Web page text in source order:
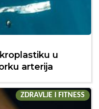
u
arterija
ZDRAVLJE I FITNESS